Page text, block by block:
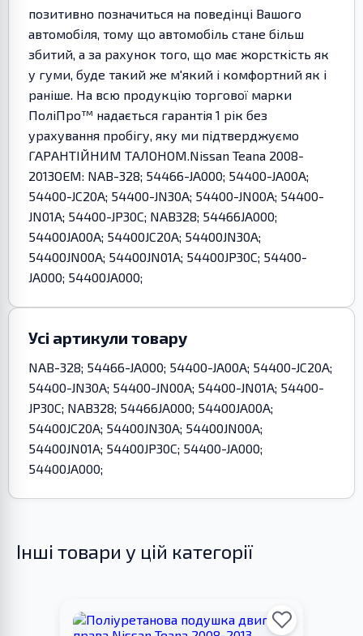
позитивно позначиться на поведінці Вашого
автомобіля, тому що автомобіль стане більш
збитий, а за рахунок того, що має жорсткість як
у гуми, буде такий же м'який і комфортний як і
раніше. На всю продукцію торгової марки
ПоліПро™ надається гарантія 1 рік без
урахування пробігу, яку ми підтверджуємо
ГАРАНТІЙНИМ ТАЛОНОМ.Nissan Teana 2008-
2013OEM: NAB-328; 54466-JA000; 54400-JA00A;
54400-JC20A; 54400-JN30A; 54400-JN00A; 54400-
JN01A; 54400-JP30C; NAB328; 54466JA000;
54400JA00A; 54400JC20A; 54400JN30A;
54400JN00A; 54400JN01A; 54400JP30C; 54400-
JA000; 54400JA000;
Усі артикули товару
NAB-328; 54466-JA000; 54400-JA00A; 54400-JC20A;
54400-JN30A; 54400-JN00A; 54400-JN01A; 54400-
JP30C; NAB328; 54466JA000; 54400JA00A;
54400JC20A; 54400JN30A; 54400JN00A;
54400JN01A; 54400JP30C; 54400-JA000;
54400JA000;
Інші товари у цій категорії